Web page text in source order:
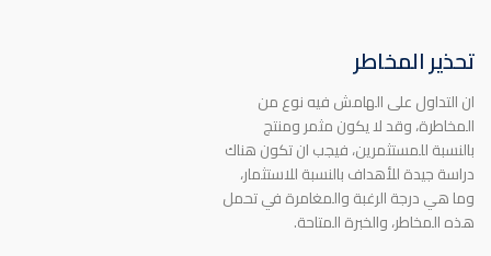
تحذير المخاطر
ان التداول على الهامش فيه نوع من
المخاطرة، وقد لا يكون مثمر ومنتج
بالنسبة للمستثمرين، فيجب ان تكون هناك
دراسة جيدة للأهداف بالنسبة للاستثمار،
وما هي درجة الرغبة والمغامرة في تحمل
هذه المخاطر، والخبرة المتاحة.